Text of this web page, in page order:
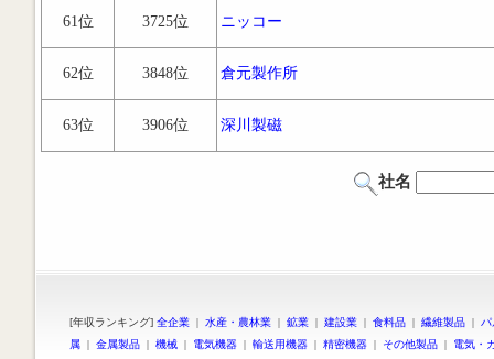
61位 3725位 ニッコー
62位 3848位 倉元製作所
63位 3906位 深川製磁
社名
[年収ランキング] 全企業 | 水産・農林業 | 鉱業 | 建設業 | 食料品 | 繊維製品 |
属 | 金属製品 | 機械 | 電気機器 | 輸送用機器 | 精密機器 | その他製品 | 電気・